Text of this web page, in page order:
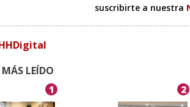
suscribirte a nuestra
LEÍDO
1 2